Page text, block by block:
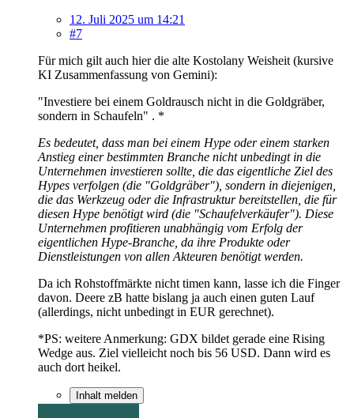
12. Juli 2025 um 14:21
#7
Für mich gilt auch hier die alte Kostolany Weisheit (kursive
KI Zusammenfassung von Gemini):
"Investiere bei einem Goldrausch nicht in die Goldgräber,
sondern in Schaufeln" . *
Es bedeutet, dass man bei einem Hype oder einem starken
Anstieg einer bestimmten Branche nicht unbedingt in die
Unternehmen investieren sollte, die das eigentliche Ziel des
Hypes verfolgen (die "Goldgräber"), sondern in diejenigen,
die das Werkzeug oder die Infrastruktur bereitstellen, die für
diesen Hype benötigt wird (die "Schaufelverkäufer"). Diese
Unternehmen profitieren unabhängig vom Erfolg der
eigentlichen Hype-Branche, da ihre Produkte oder
Dienstleistungen von allen Akteuren benötigt werden.
Da ich Rohstoffmärkte nicht timen kann, lasse ich die Finger
davon. Deere zB hatte bislang ja auch einen guten Lauf
(allerdings, nicht unbedingt in EUR gerechnet).
*PS: weitere Anmerkung: GDX bildet gerade eine Rising
Wedge aus. Ziel vielleicht noch bis 56 USD. Dann wird es
auch dort heikel.
Inhalt melden